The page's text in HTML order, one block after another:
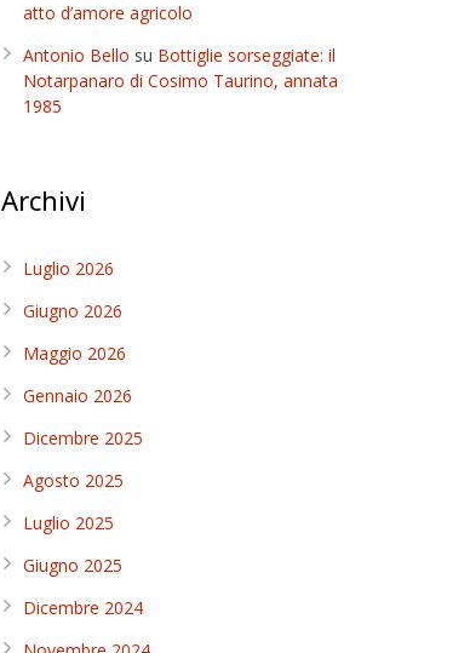
atto d’amore agricolo
Antonio Bello su Bottiglie sorseggiate: il
Notarpanaro di Cosimo Taurino, annata
1985
Archivi
Luglio 2026
Giugno 2026
Maggio 2026
Gennaio 2026
Dicembre 2025
Agosto 2025
Luglio 2025
Giugno 2025
Dicembre 2024